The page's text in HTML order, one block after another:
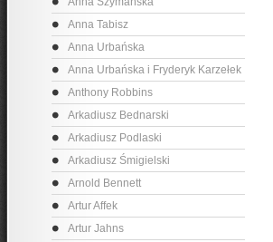
Anna Tabisz
Anna Urbańska
Anna Urbańska i Fryderyk Karzełek
Anthony Robbins
Arkadiusz Bednarski
Arkadiusz Podlaski
Arkadiusz Śmigielski
Arnold Bennett
Artur Affek
Artur Jahns